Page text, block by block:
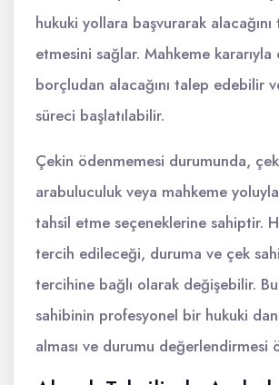
hukuki yollara başvurarak alacağını
etmesini sağlar. Mahkeme kararıyla
borçludan alacağını talep edebilir
süreci başlatılabilir.
Çekin ödenmemesi durumunda,
arabuluculuk veya mahkeme yoluyla
tahsil etme seçeneklerine sahiptir.
tercih edileceği, duruma ve çek
tercihine bağlı olarak değişebilir.
sahibinin profesyonel bir hukuki
alması ve durumu değerlendirmesi